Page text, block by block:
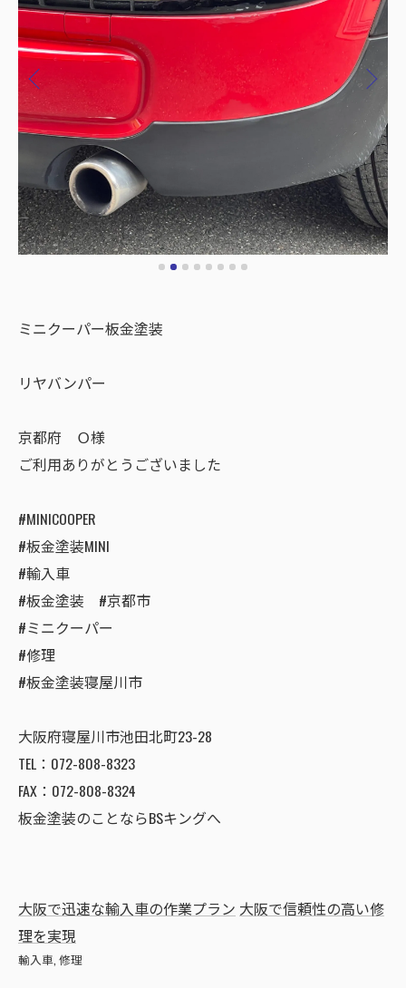
ミニクーパー板金塗装
リヤバンパー
京都府 Ｏ様
ご利用ありがとうございました
#MINICOOPER
#板金塗装MINI
#輸入車
#板金塗装 #京都市
#ミニクーパー
#修理
#板金塗装寝屋川市
大阪府寝屋川市池田北町23-28
TEL：072-808-8323
FAX：072-808-8324
板金塗装のことならBSキングへ
大阪で迅速な輸入車の作業プラン 大阪で信頼性の高い修
理を実現
輸入車 修理